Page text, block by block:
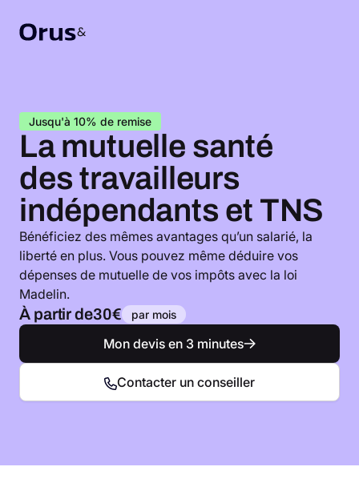
Jusqu'à 10% de remise
La mutuelle santé
des travailleurs
indépendants et TNS
Bénéficiez des mêmes avantages qu’un salarié, la
liberté en plus. Vous pouvez même déduire vos
dépenses de mutuelle de vos impôts avec la loi
Madelin.
À partir de30€ par mois
Mon devis en 3 minutes
Contacter un conseiller